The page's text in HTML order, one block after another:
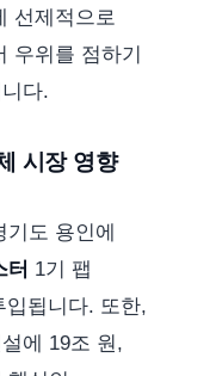
선제적으로
우위를 점하기
다.
시장 영향
기도 용인에
터 1기 팹
입됩니다. 또한,
에 19조 원,